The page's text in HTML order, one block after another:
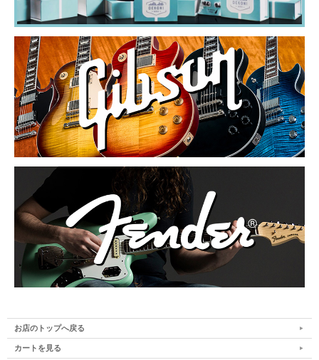
お店のトップへ戻る
カートを見る